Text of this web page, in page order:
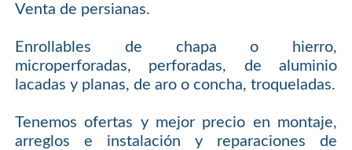
Venta de persianas.
Enrollables de chapa o hierro,
microperforadas, perforadas, de aluminio
lacadas y planas, de aro o concha, troqueladas.
Tenemos ofertas y mejor precio en montaje,
arreglos e instalación y reparaciones de